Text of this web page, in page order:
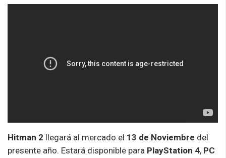
Hitman 2 llegará al mercado el 13 de Noviembre del
presente año. Estará disponible para PlayStation 4, PC